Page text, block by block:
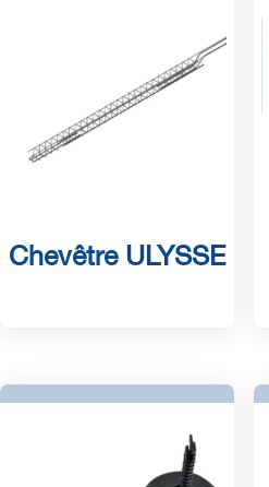
Chevêtre ULYSSE